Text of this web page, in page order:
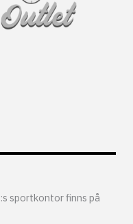
sportkontor finns på